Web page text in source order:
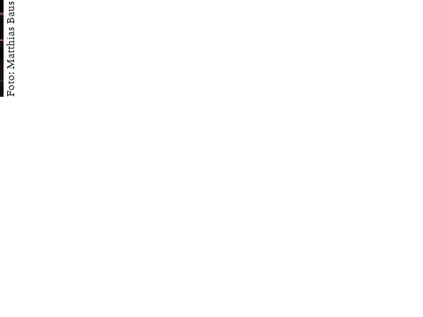
Foto: Matthias Baus